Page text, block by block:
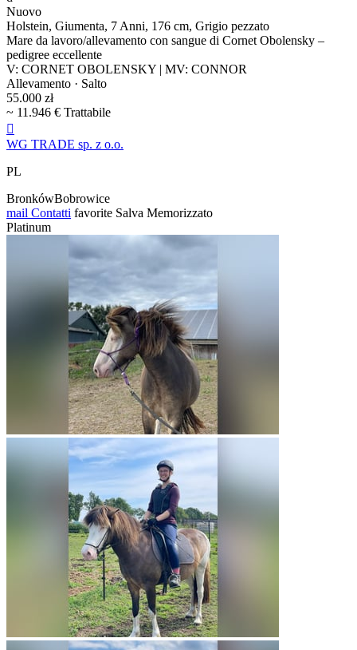
Nuovo
Holstein, Giumenta, 7 Anni, 176 cm, Grigio pezzato
Mare da lavoro/allevamento con sangue di Cornet Obolensky –
pedigree eccellente
V: CORNET OBOLENSKY | MV: CONNOR
Allevamento · Salto
55.000 zł
~ 11.946 € Trattabile

WG TRADE sp. z o.o.
PL
BronkówBobrowice
mail Contatti favorite Salva Memorizzato
Platinum